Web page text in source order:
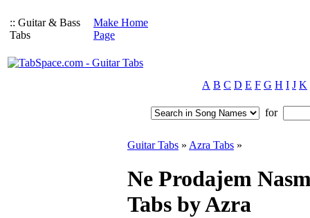
:: Guitar & Bass
Tabs
Make Home
Page
A B C D E F G H I J K
for
Guitar Tabs » Azra Tabs »
Ne Prodajem
Tabs by Azra